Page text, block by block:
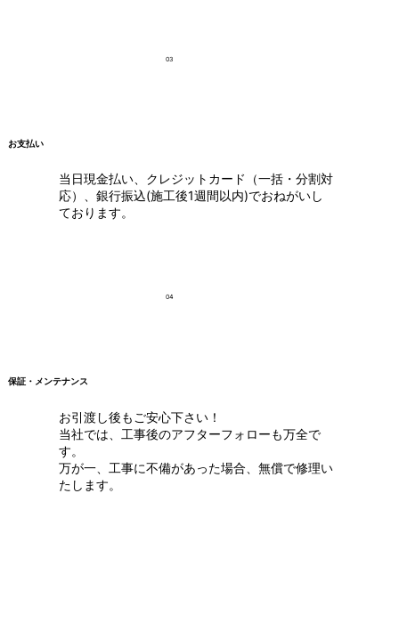
03
当日現金払い、クレジットカード（一括・分割対
応）、銀行振込(施工後1週間以内)でおねがいし
ております。
お支払い
04
お引渡し後もご安心下さい！
当社では、工事後のアフターフォローも万全で
す。
万が一、工事に不備があった場合、無償で修理い
たします。
保証・メンテナンス